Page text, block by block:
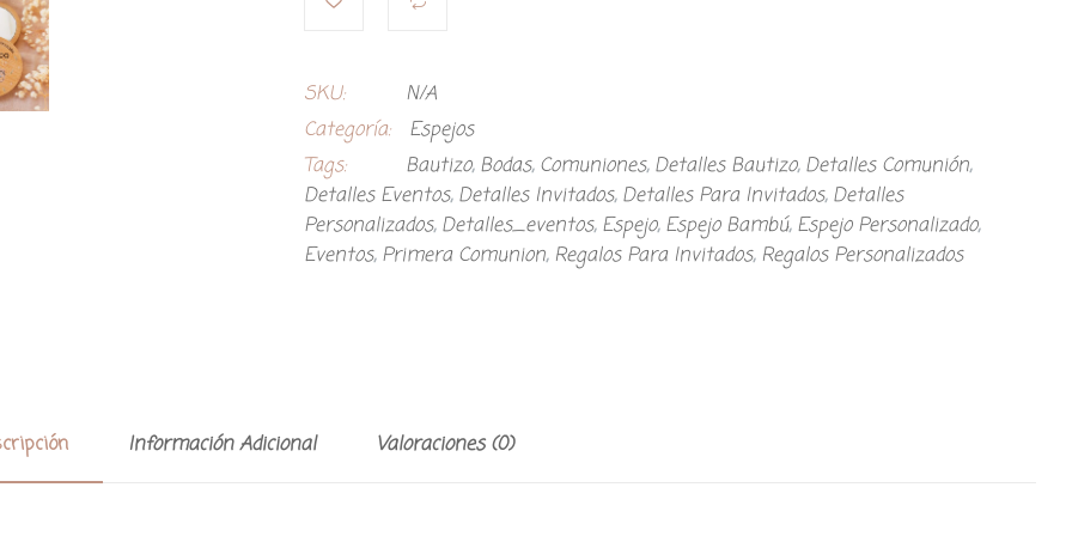
SKU:
N/A
Categoría:
Espejos
Tags:
Bautizo, Bodas, Comuniones, Detalles Bautizo, Detalles Comunión,
Detalles Eventos, Detalles Invitados, Detalles Para Invitados, Detalles
Personalizados, Detalles_eventos, Espejo, Espejo Bambú, Espejo Personalizado,
Eventos, Primera Comunion, Regalos Para Invitados, Regalos Personalizados
Información Adicional Valoraciones (0)